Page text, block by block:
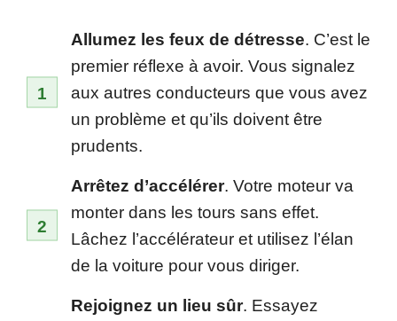
Allumez les feux de détresse. C’est le
premier réflexe à avoir. Vous signalez
aux autres conducteurs que vous avez
un problème et qu’ils doivent être
prudents.
Arrêtez d’accélérer. Votre moteur va
monter dans les tours sans effet.
Lâchez l’accélérateur et utilisez l’élan
de la voiture pour vous diriger.
Rejoignez un lieu sûr. Essayez